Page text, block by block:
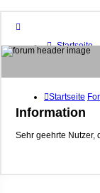
Startseite
Foren-
Suche
Aktive
Das Team
Startseite
Information
Sehr geehrte Nutzer,